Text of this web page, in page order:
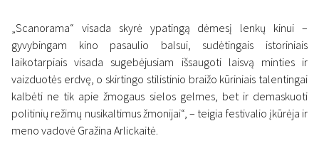
„Scanoramoje“: gyvybingas
kino pasaulio balsas
3 lapkričio 2021
„Scanorama“ visada skyrė ypatingą dėmesį lenkų kinui –
gyvybingam kino pasaulio balsui, sudėtingais istoriniais
laikotarpiais visada sugebėjusiam išsaugoti laisvą minties ir
vaizduotės erdvę, o skirtingo stilistinio braižo kūriniais talentingai
kalbėti ne tik apie žmogaus sielos gelmes, bet ir demaskuoti
politinių režimų nusikaltimus žmonijai“, – teigia festivalio įkūrėja ir
meno vadovė Gražina Arlickaitė.